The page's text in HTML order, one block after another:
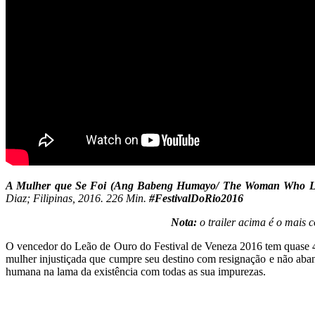
A Mulher que Se Foi (Ang Babeng Humayo/ The Woman Who
Diaz; Filipinas, 2016. 226 Min. #FestivalDoRio2016
Nota: o trailer acima é o mais
O vencedor do Leão de Ouro do Festival de Veneza 2016 tem
mulher injustiçada que cumpre seu destino com resignação e não
humana na lama da existência com todas as sua impurezas.